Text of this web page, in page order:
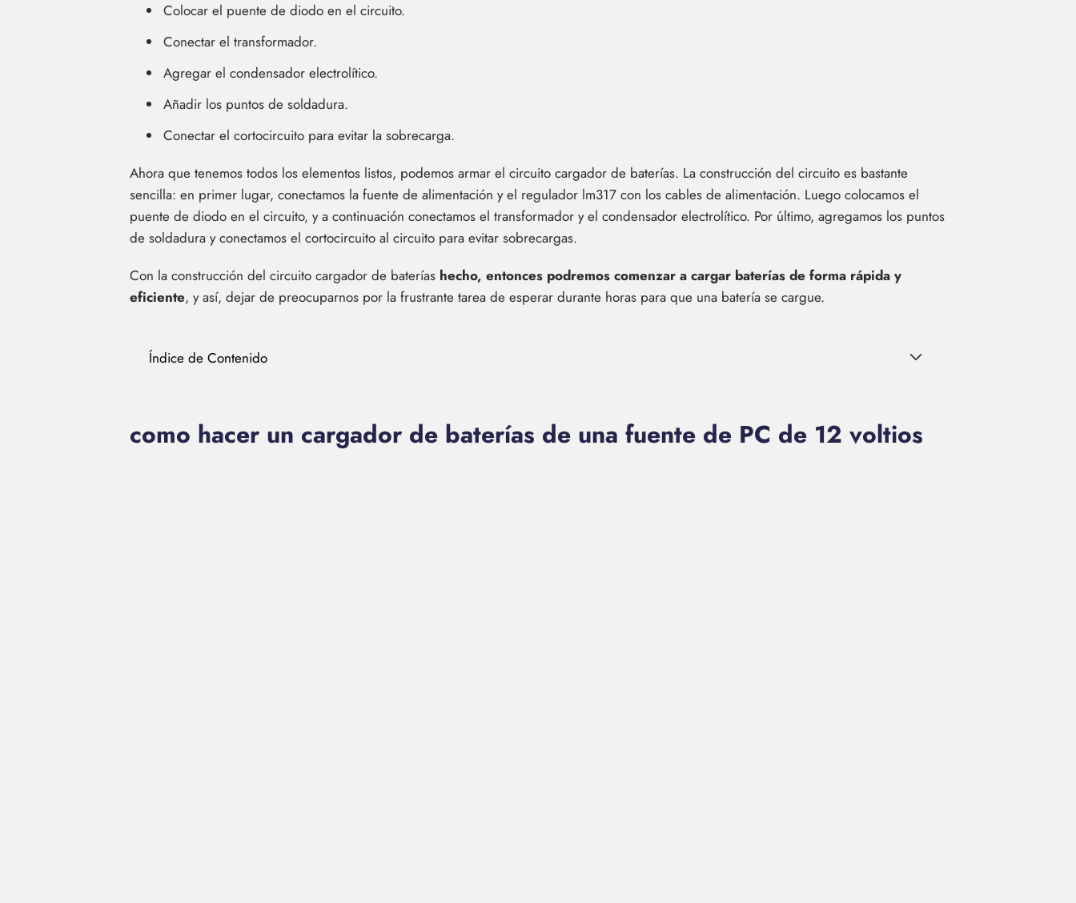
Colocar el puente de diodo en el circuito.
Conectar el transformador.
Agregar el condensador electrolítico.
Añadir los puntos de soldadura.
Conectar el cortocircuito para evitar la sobrecarga.
Ahora que tenemos todos los elementos listos, podemos armar el circuito cargador de baterías. La construcción del circuito es bastante
sencilla: en primer lugar, conectamos la fuente de alimentación y el regulador lm317 con los cables de alimentación. Luego colocamos el
puente de diodo en el circuito, y a continuación conectamos el transformador y el condensador electrolítico. Por último, agregamos los puntos
de soldadura y conectamos el cortocircuito al circuito para evitar sobrecargas.
Con la construcción del circuito cargador de baterías hecho, entonces podremos comenzar a cargar baterías de forma rápida y
eficiente, y así, dejar de preocuparnos por la frustrante tarea de esperar durante horas para que una batería se cargue.
Índice de Contenido
como hacer un cargador de baterías de una fuente de PC de 12 voltios